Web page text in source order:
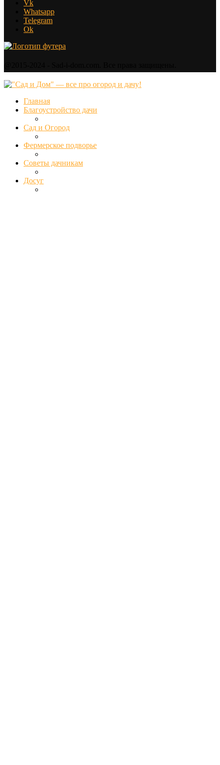
Vk
Whatsapp
Telegram
Ok
Главная
Благоустройство дачи
Сад и Огород
Фермерское подворье
Советы дачникам
Досуг